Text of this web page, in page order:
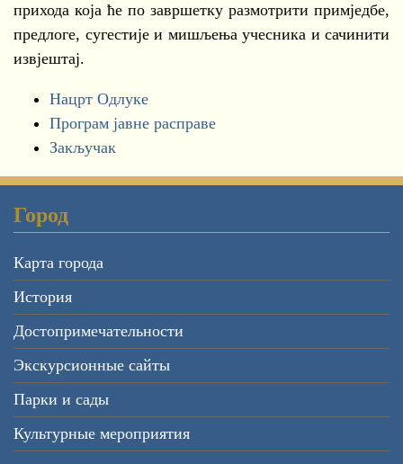
прихода која ће по завршетку размотрити примједбе,
предлоге, сугестије и мишљења учесника и сачинити
извјештај.
Нацрт Одлуке
Програм јавне расправе
Закључак
Город
Карта города
История
Достопримечательности
Экскурсионные сайты
Парки и сады
Культурные мероприятия